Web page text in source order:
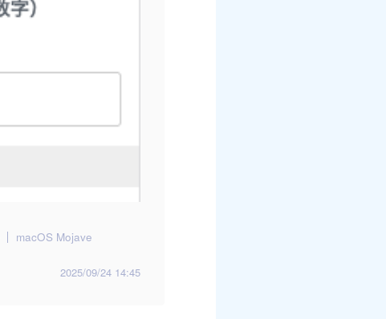
macOS Mojave
2025/09/24 14:45